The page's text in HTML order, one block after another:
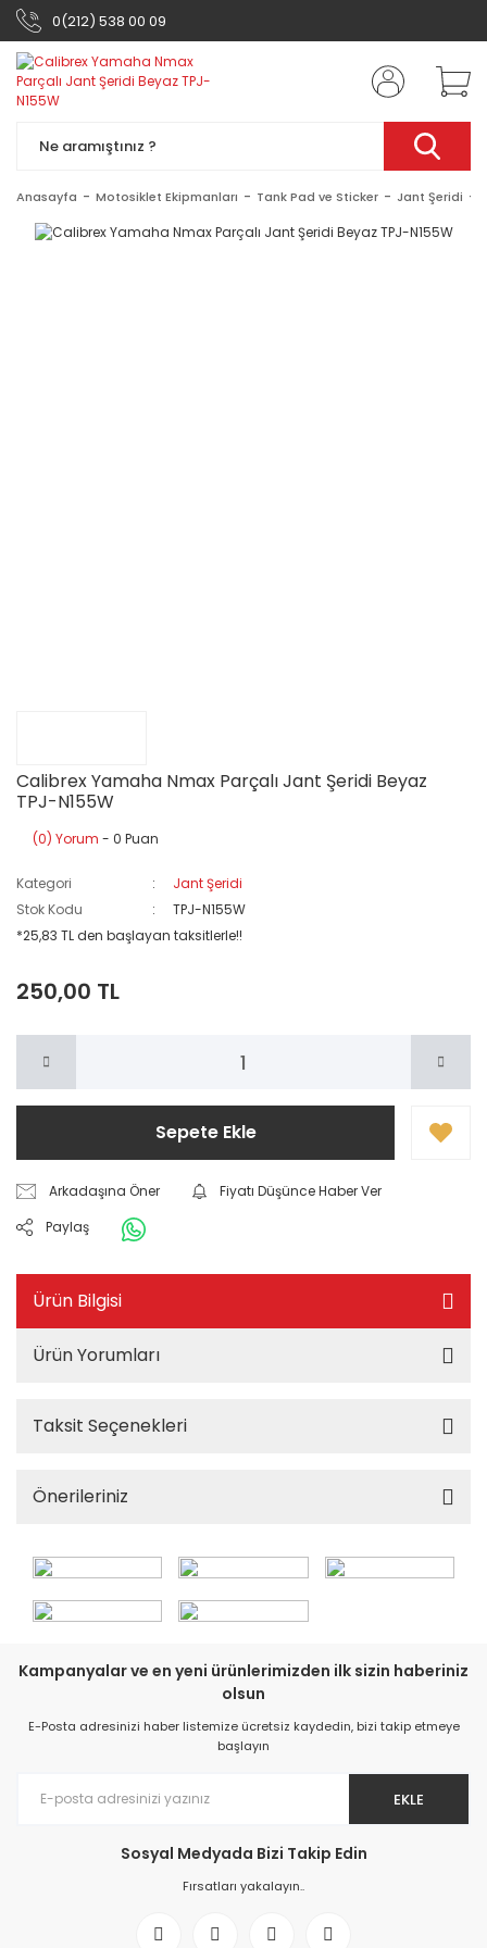
0(212) 538 00 09
Anasayfa Motosiklet Ekipmanları Tank Pad ve Sticker Jant Şeridi
Calibrex Yamaha Nmax Parçalı Jant Şeridi Beyaz
TPJ-N155W
(0) Yorum - 0 Puan
Kategori
Jant Şeridi
Stok Kodu
TPJ-N155W
*25,83 TL den başlayan taksitlerle!!
250,00 TL
Sepete Ekle
Arkadaşına Öner
Fiyatı Düşünce Haber Ver
Paylaş
Ürün Bilgisi
Ürün Yorumları
Taksit Seçenekleri
Önerileriniz
Kampanyalar ve en yeni ürünlerimizden ilk sizin haberiniz
olsun
E-Posta adresinizi haber listemize ücretsiz kaydedin, bizi takip etmeye
başlayın
EKLE
Sosyal Medyada Bizi Takip Edin
Fırsatları yakalayın..